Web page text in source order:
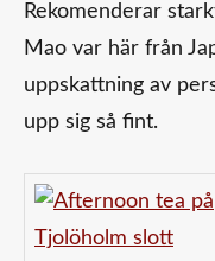
Rekomenderar
Mao var här från
uppskattning av
upp sig så fint.